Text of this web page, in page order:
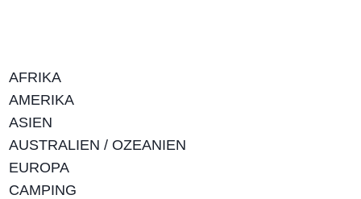
AFRIKA
AMERIKA
ASIEN
AUSTRALIEN / OZEANIEN
EUROPA
CAMPING